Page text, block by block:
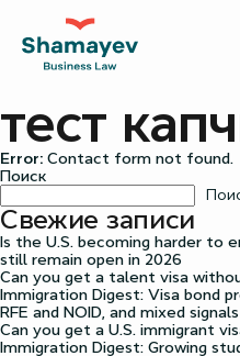
тест
Error: Contact form not found.
Поиск
Свежие записи
Is the U.S. becoming harder to
still remain open in 2026
Can you get a talent visa
Immigration Digest: Visa bond
RFE and NOID, and mixed
Can you get a U.S. immigrant
Immigration Digest: Growing